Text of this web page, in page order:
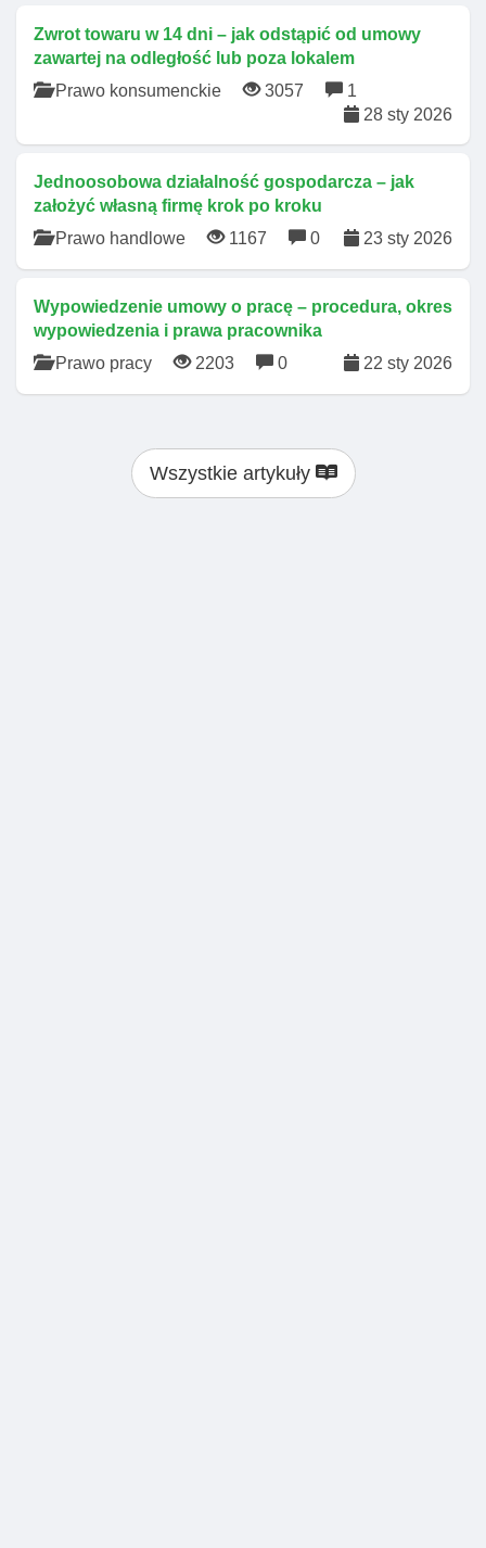
Zwrot towaru w 14 dni – jak odstąpić od umowy
zawartej na odległość lub poza lokalem
Prawo konsumenckie
3057
1
28 sty 2026
Jednoosobowa działalność gospodarcza – jak
założyć własną firmę krok po kroku
Prawo handlowe
1167 0 23 sty 2026
Wypowiedzenie umowy o pracę – procedura, okres
wypowiedzenia i prawa pracownika
Prawo pracy
2203 0 22 sty 2026
Wszystkie artykuły